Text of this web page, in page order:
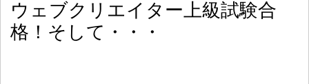
ウェブクリエイター上級試験合
格！そして・・・